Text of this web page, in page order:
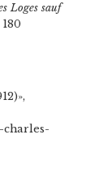
Loges sauf